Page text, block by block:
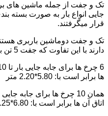
تک و جفت از جمله ماشین های
جایی انواع بار به صورت بسته
قرار میگرفتند.
تک و جفت دوماشین باربری
دارند با این تفاوت که جفت 5 تن بیشتر از تک بار حمل میکند.
ها برابر است با: 5.80*2.20 متر
اتاق آن ها برابر است با: 6.80*2.25 متر